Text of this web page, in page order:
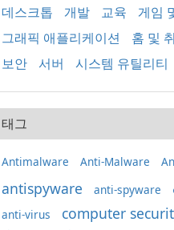
데스크톱
개발 교육
게임
그래픽 애플리케이션
홈 및
보안
서버 시스템 유틸리티
태그
Antimalware Anti-Malware
antispyware anti-spyware
anti-virus computer